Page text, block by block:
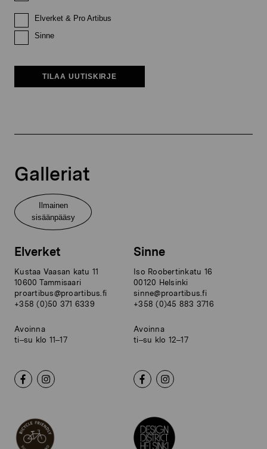
Elverket & Pro Artibus
Sinne
TILAA UUTISKIRJE
Galleriat
Ilmainen
sisäänpääsy
Elverket
Kustaa Vaasan katu 11
10600 Tammisaari
proartibus@proartibus.fi
+358 (0)50 371 6339
Avoinna
ti–su klo 11–17
Sinne
Iso Roobertinkatu 16
00120 Helsinki
sinne@proartibus.fi
+358 (0)45 883 3716
Avoinna
ti–su klo 12–17